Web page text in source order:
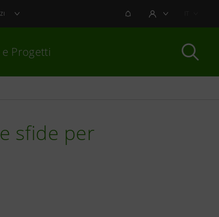
NOTIFICHEAREA UTENTE
e Progetti
sfide per